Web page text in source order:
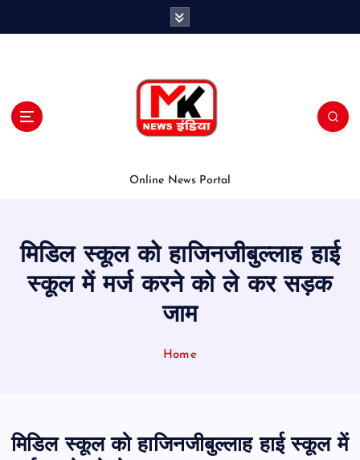
Online News Portal
मिडिल स्कूल को हाजिनजीबुल्लाह हाई
स्कूल में मर्ज करने को ले कर सड़क
जाम
Home
मिडिल स्कूल को हाजिनजीबुल्लाह हाई स्कूल में